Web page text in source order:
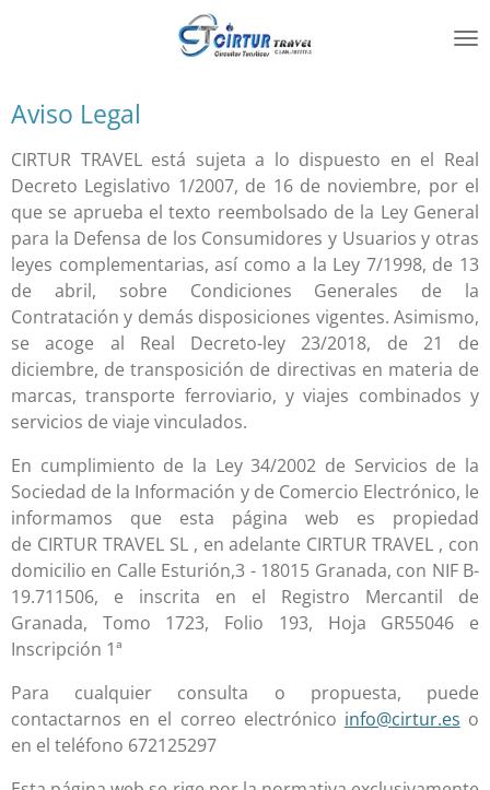
principal
Aviso Legal
CIRTUR TRAVEL está sujeta a lo dispuesto en el Real
Decreto Legislativo 1/2007, de 16 de noviembre, por el
que se aprueba el texto reembolsado de la Ley General
para la Defensa de los Consumidores y Usuarios y otras
leyes complementarias, así como a la Ley 7/1998, de 13
de abril, sobre Condiciones Generales de la
Contratación y demás disposiciones vigentes. Asimismo,
se acoge al Real Decreto-ley 23/2018, de 21 de
diciembre, de transposición de directivas en materia de
marcas, transporte ferroviario, y viajes combinados y
servicios de viaje vinculados.
En cumplimiento de la Ley 34/2002 de Servicios de la
Sociedad de la Información y de Comercio Electrónico, le
informamos que esta página web es propiedad
de CIRTUR TRAVEL SL , en adelante CIRTUR TRAVEL , con
domicilio en Calle Esturión,3 - 18015 Granada, con NIF B-
19.711506, e inscrita en el Registro Mercantil de
Granada, Tomo 1723, Folio 193, Hoja GR55046 e
Inscripción 1ª
Para cualquier consulta o propuesta, puede
contactarnos en el correo electrónico info@cirtur.es o
en el teléfono 672125297